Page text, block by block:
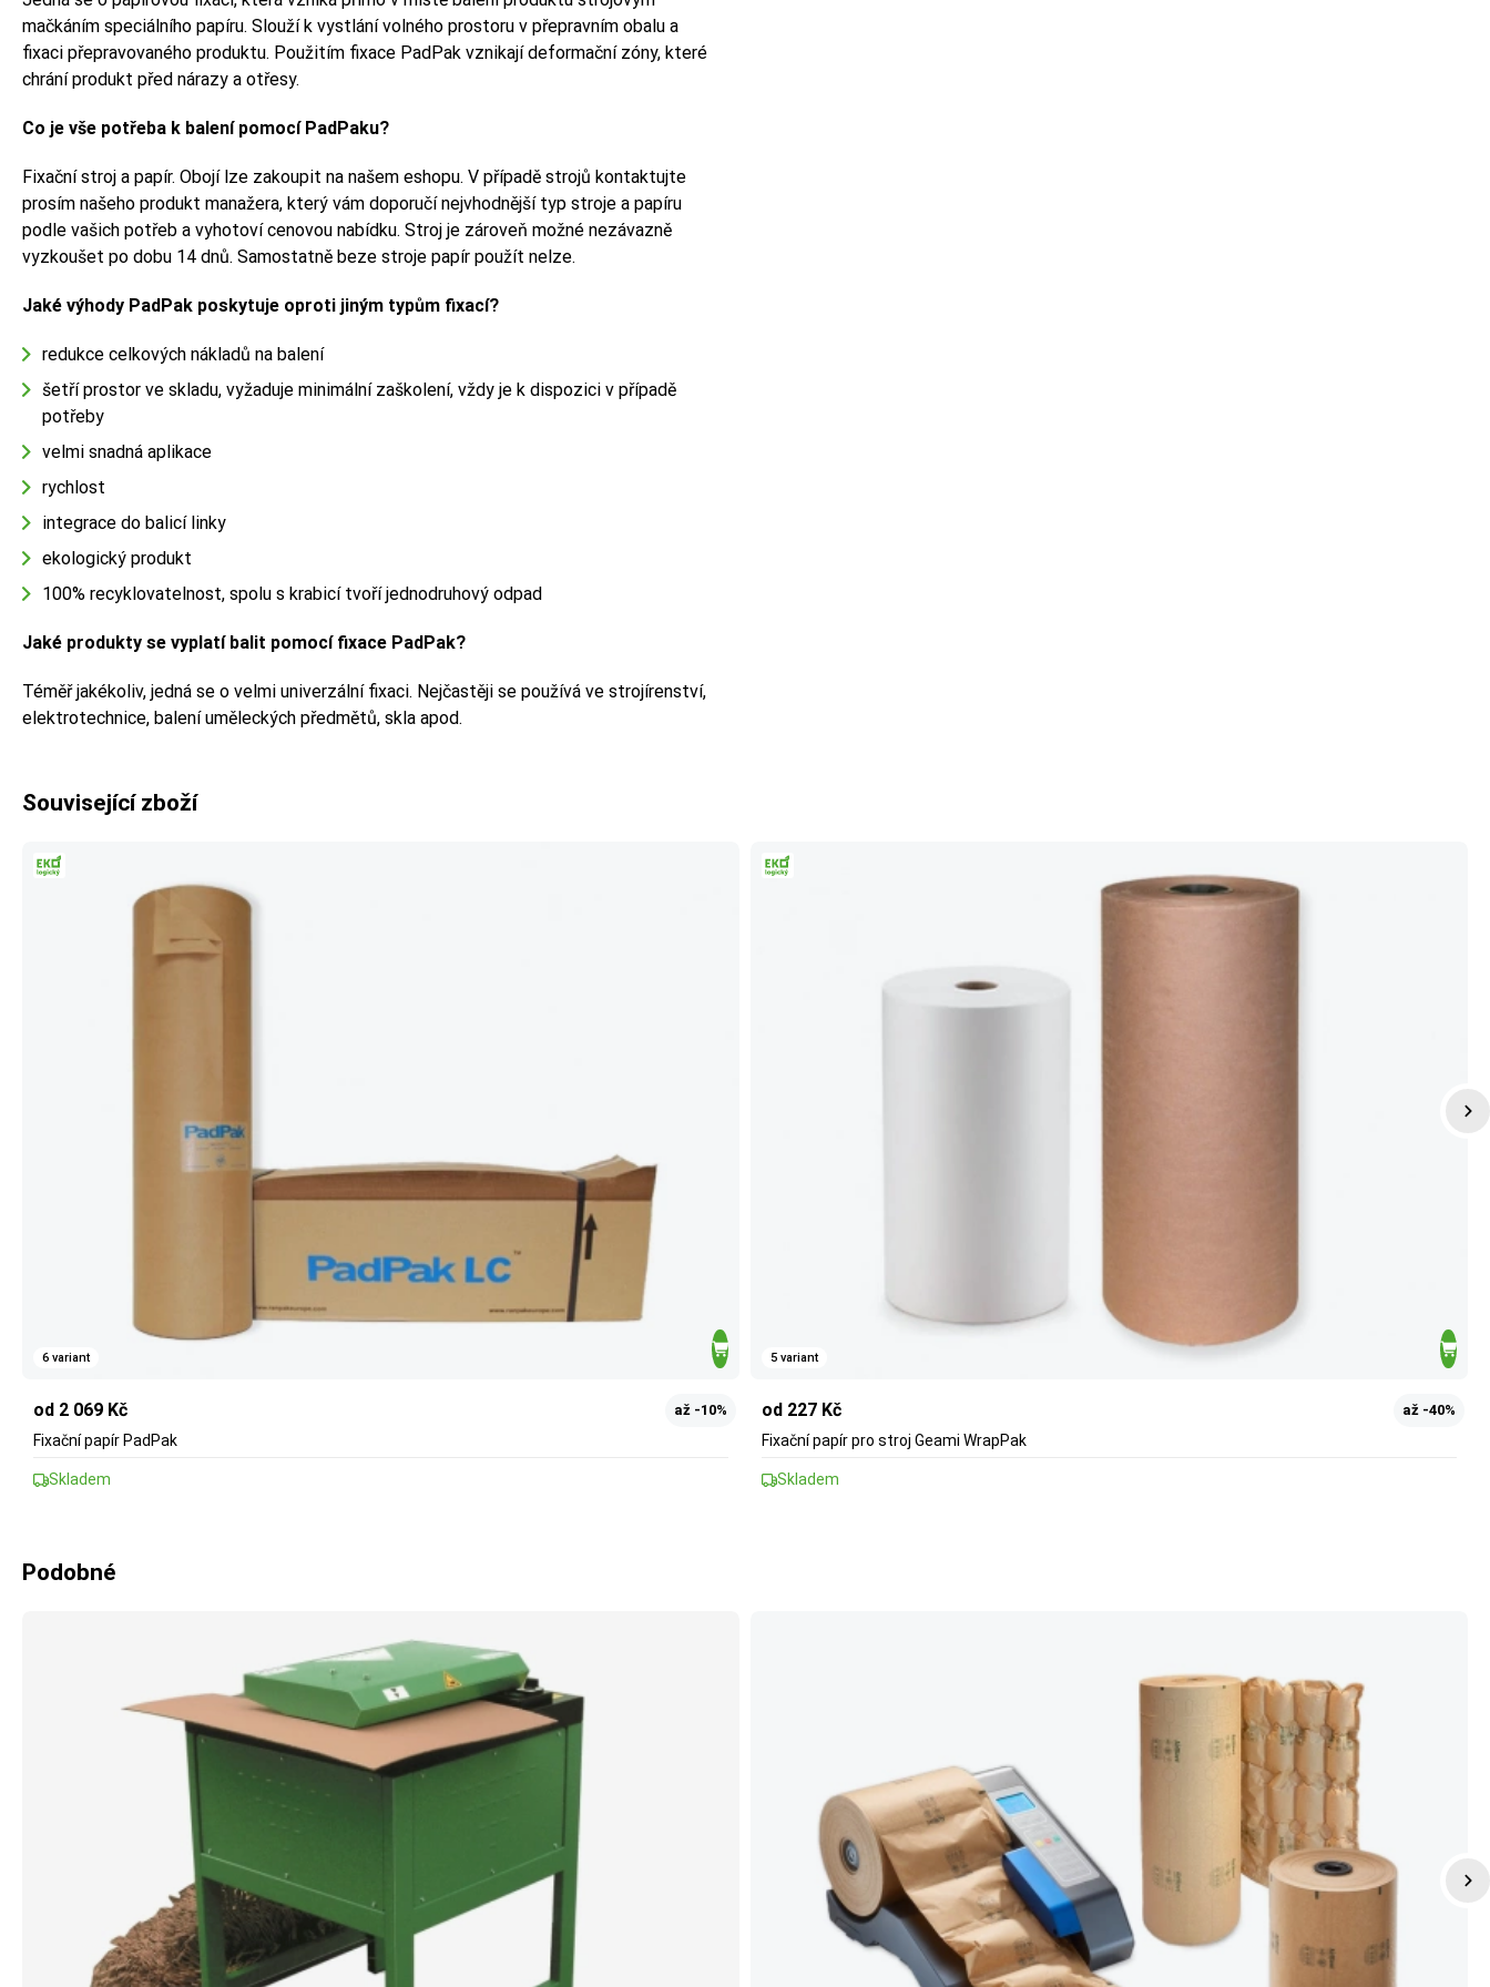
mačkáním speciálního papíru. Slouží k vystlání volného prostoru v přepravním obalu a
fixaci přepravovaného produktu. Použitím fixace PadPak vznikají deformační zóny, které
chrání produkt před nárazy a otřesy.
Co je vše potřeba k balení pomocí PadPaku?
Fixační stroj a papír. Obojí lze zakoupit na našem eshopu. V případě strojů kontaktujte
prosím našeho produkt manažera, který vám doporučí nejvhodnější typ stroje a papíru
podle vašich potřeb a vyhotoví cenovou nabídku. Stroj je zároveň možné nezávazně
vyzkoušet po dobu 14 dnů. Samostatně beze stroje papír použít nelze.
Jaké výhody PadPak poskytuje oproti jiným typům fixací?
redukce celkových nákladů na balení
šetří prostor ve skladu, vyžaduje minimální zaškolení, vždy je k dispozici v případě
potřeby
velmi snadná aplikace
rychlost
integrace do balicí linky
ekologický produkt
100% recyklovatelnost, spolu s krabicí tvoří jednodruhový odpad
Jaké produkty se vyplatí balit pomocí fixace PadPak?
Téměř jakékoliv, jedná se o velmi univerzální fixaci. Nejčastěji se používá ve strojírenství,
elektrotechnice, balení uměleckých předmětů, skla apod.
Související zboží
6 variant
od 2 069 Kč až -10%
Fixační papír PadPak
Skladem
5 variant
od 227 Kč až -40%
Fixační papír pro stroj Geami WrapPak
Skladem
Podobné